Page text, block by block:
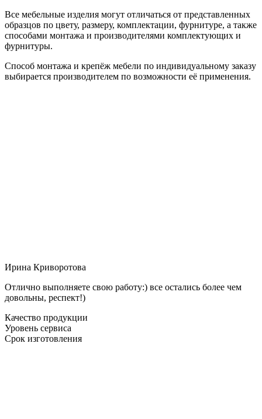
Все мебельные изделия могут отличаться от представленных
образцов по цвету, размеру, комплектации, фурнитуре, а также
способами монтажа и производителями комплектующих и
фурнитуры.
Способ монтажа и крепёж мебели по индивидуальному заказу
выбирается производителем по возможности её применения.
Ирина Криворотова
Отлично выполняете свою работу:) все остались более чем
довольны, респект!)
Качество продукции
Уровень сервиса
Срок изготовления